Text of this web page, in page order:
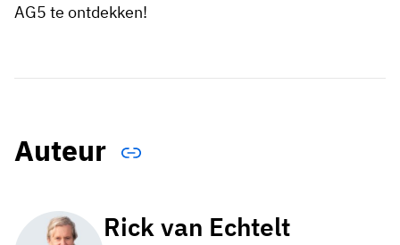
AG5 te ontdekken!
Auteur
Rick van Echtelt